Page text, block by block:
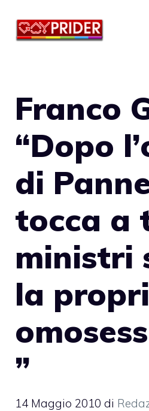
Franco
“Dopo
di
tocca a
ministri
la
”
14 Maggio 2010 di